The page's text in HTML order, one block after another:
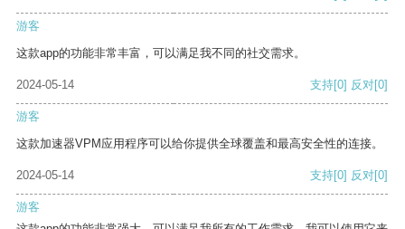
游客
这款app的功能非常丰富，可以满足我不同的社交需求。
2024-05-14 支持[0] 反对[0]
游客
这款加速器VPM应用程序可以给你提供全球覆盖和最高安全性的连接。
2024-05-14 支持[0] 反对[0]
游客